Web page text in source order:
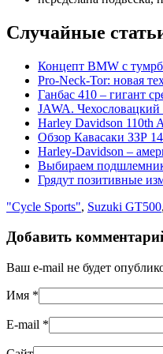
Случайные
Концепт BMW с
Pro-Neck-Tor: новая
Ганбас 410 – гигант
JAWA.
Harley Davidson 110th
Обзор Кавасаки ЗЗР
Harley-Davidson –
Выбираем
Грядут позитивные
"Cycle Sports", Suzuki GT500,
Добавить
Ваш e-mail не будет
Имя *
E-mail *